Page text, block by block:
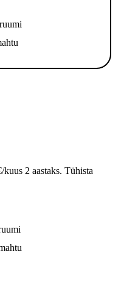
2 aastaks. Tühista